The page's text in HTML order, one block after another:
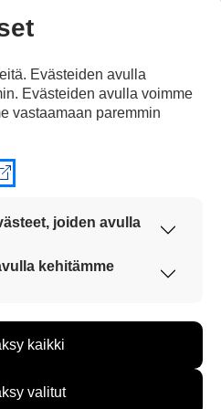
myös
First
Evästeiden avulla
Evästeiden avulla voimme
vastaamaan paremmin
joiden avulla
käytössä, jotta
sujuvasti ja turvallisesti.
kehitämme
paremmin
sivuja käytetään ja
kuitenkaan kerää
kaikki
valitut